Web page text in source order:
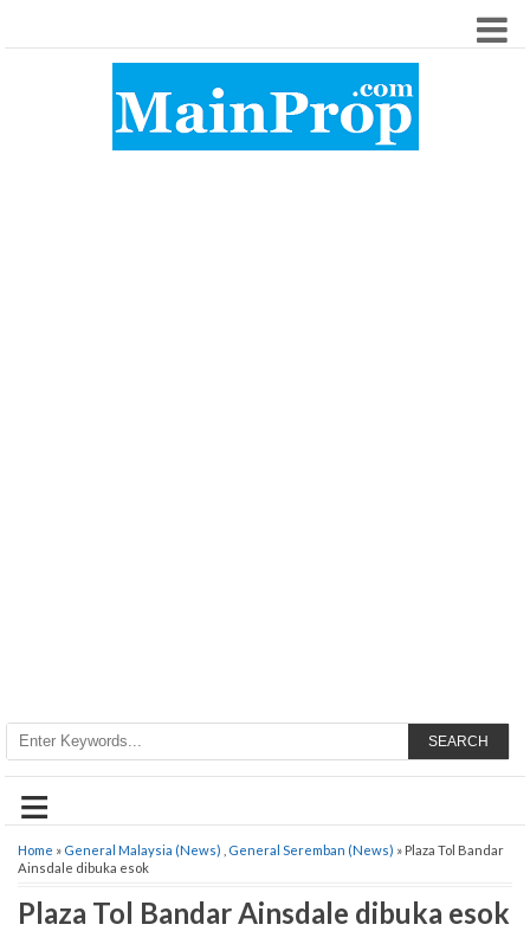
SEARCH
≡
Home » General Malaysia (News) General Seremban (News) » Plaza Tol Bandar
Ainsdale dibuka esok
Plaza Tol Bandar Ainsdale dibuka esok